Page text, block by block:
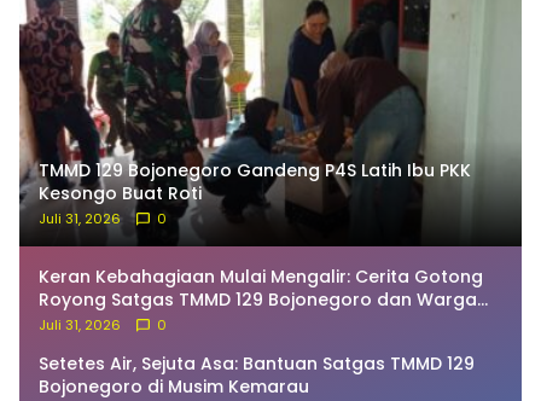
TMMD 129 Bojonegoro Gandeng P4S Latih Ibu PKK
Kesongo Buat Roti
Juli 31, 2026 0
Keran Kebahagiaan Mulai Mengalir: Cerita Gotong
Royong Satgas TMMD 129 Bojonegoro dan Warga
Bekatul
Juli 31, 2026 0
Setetes Air, Sejuta Asa: Bantuan Satgas TMMD 129
Bojonegoro di Musim Kemarau